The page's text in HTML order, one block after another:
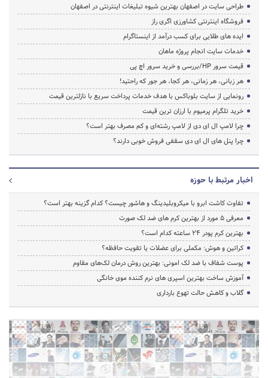
طراحی سایت در اصفهان بهترین شیوه تبلیغات اینترنتی در اصفهان
فروشگاه اینترنتی کشاورزی اگری راز
ایده های طلایی برای کسب درآمد از اینستاگرام
خدمات سایت انجام پروژه ماهان
قیمت سرور HP/بررسی و خرید سرور اچ پی
هر زبانی، هر زمانی، هر کجا، هر جور که راحتید!
رونمایی از سایت بلوباکس با هدف خدمات پرداخت سریع با نازلترین قیمت
خرید تلگرام پرمیوم با ارزان ترین قیمت
چرا لامپ ال ای دی از لامپ رشته‌ای و کم مصرف بهتر است؟
چرا پنل های ال ای دی سقفی فروش خوبی دارند؟
اخبار مرتبط با حوزه
تفاوت کاشت ابرو با میکروبلیدینگ و هاشور چیست؟ کدام گزینه بهتر است؟
معرفی 5 مورد از بهترین کرم های ضد لک صورت
بهترین کرم پودر 24 ساعته کدام است؟
کراتین و هوش: مکملی برای عضلات یا تقویت حافظه؟
پوست شفاف با ضد لک امونی: بهترین روش درمان لک‌های مقاوم
آموزش ساخت بهترین اسپری های نرم‌ کننده موی خانگی
گلاب و کاهش حالت تهوع بارداری